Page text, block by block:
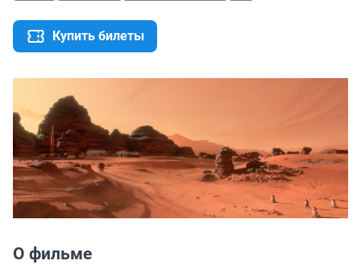
Купить билеты
О фильме